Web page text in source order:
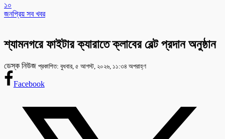
১০
জনপ্রিয় সব খবর
শ্যামনগরে ফাইটার ক্যারাতে ক্লাবের বেল্ট প্রদান অনুষ্ঠান
ডেস্ক নিউজ প্রকাশিত: বুধবার, ৫ আগস্ট, ২০২৬, ১১:৩৪ অপরাহ্ণ
Facebook